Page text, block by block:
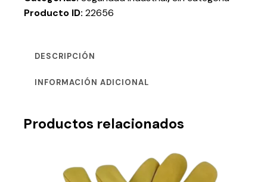
Producto ID: 22656
DESCRIPCIÓN
INFORMACIÓN ADICIONAL
Productos relacionados